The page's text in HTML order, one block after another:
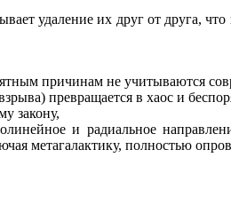
удаление их друг от друга,
причинам не учитываются
превращается в хаос и
закону,
и радиальное
метагалактику, полностью